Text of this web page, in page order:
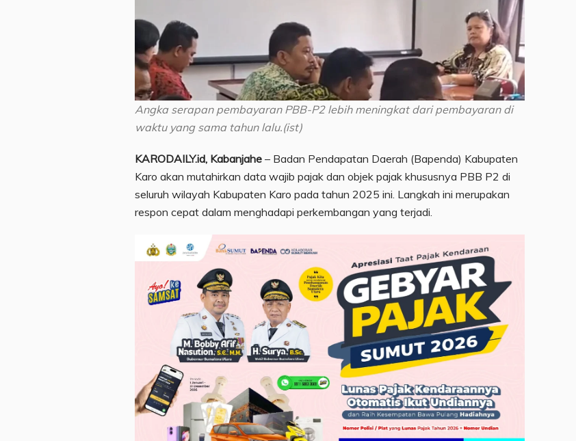
Angka serapan pembayaran PBB-P2 lebih meningkat dari pembayaran di
waktu yang sama tahun lalu.(ist)
KARODAILY.id, Kabanjahe – Badan Pendapatan Daerah (Bapenda) Kabupaten
Karo akan mutahirkan data wajib pajak dan objek pajak khususnya PBB P2 di
seluruh wilayah Kabupaten Karo pada tahun 2025 ini. Langkah ini merupakan
respon cepat dalam menghadapi perkembangan yang terjadi.